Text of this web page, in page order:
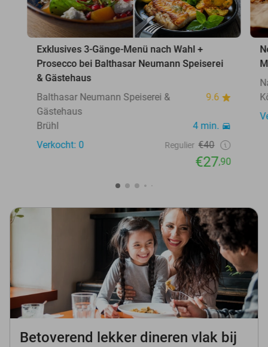
Exklusives 3-Gänge-Menü nach Wahl +
Prosecco bei Balthasar Neumann Speiserei
& Gästehaus
Balthasar Neumann Speiserei &
Gästehaus
9.6
Brühl
4 min.
Verkocht: 0
Regulier €40
€27,90
Betoverend lekker dineren vlak bij